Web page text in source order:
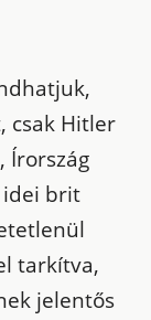
csak Hitler
Írország
idei brit
tarkítva,
jelentős